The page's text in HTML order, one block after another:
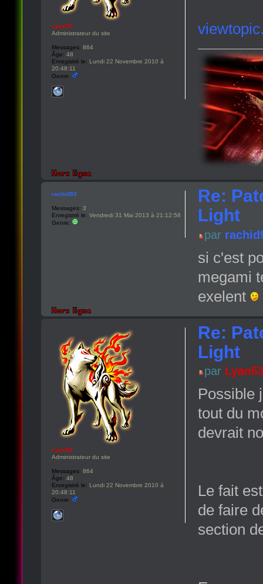
Lyan53
Administrateur du site
Messages: 864
Âge: 48
Enregistré le: Lundi 22 Novembre 2010 à
20:48:11
Genre:
Re:
Light
par
si c'est
megami
exelent
rachid93
Messages: 3
Enregistré le: Vendredi 31 Mai 2013 à 21:12:58
Genre:
Re:
Light
par
Possible
tout du
devrait
Le fait
de faire
section
Lyan53
Administrateur du site
Messages: 864
Âge: 48
Enregistré le: Lundi 22 Novembre 2010 à
20:48:11
Genre: